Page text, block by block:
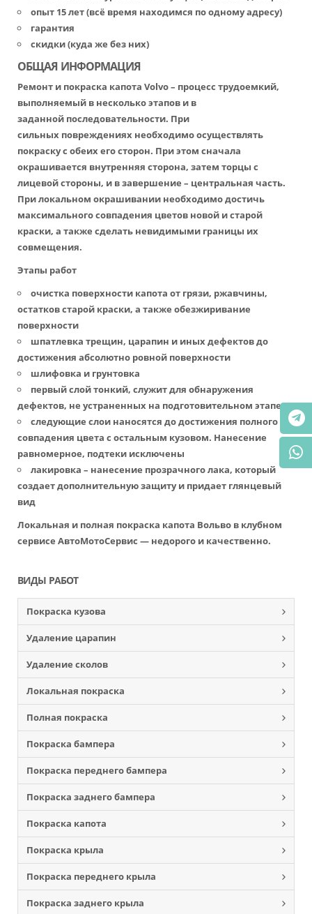
опыт 15 лет (всё время находимся по одному адресу)
гарантия
скидки (куда же без них)
ОБЩАЯ ИНФОРМАЦИЯ
Ремонт и покраска капота Volvo – процесс трудоемкий,
выполняемый в несколько этапов и в
заданной последовательности. При
сильных повреждениях необходимо осуществлять
покраску с обеих его сторон. При этом сначала
окрашивается внутренняя сторона, затем торцы с
лицевой стороны, и в завершение – центральная часть.
При локальном окрашивании необходимо достичь
максимального совпадения цветов новой и старой
краски, а также сделать невидимыми границы их
совмещения.
Этапы работ
очистка поверхности капота от грязи, ржавчины,
остатков старой краски, а также обезжиривание
поверхности
шпатлевка трещин, царапин и иных дефектов до
достижения абсолютно ровной поверхности
шлифовка и грунтовка
первый слой тонкий, служит для обнаружения
дефектов, не устраненных на подготовительном этапе
следующие слои наносятся до достижения полного
совпадения цвета с остальным кузовом. Нанесение
равномерное, подтеки исключены
лакировка – нанесение прозрачного лака, который
создает дополнительную защиту и придает глянцевый
вид
Локальная и полная покраска капота Вольво в клубном
сервисе АвтоМотоСервис — недорого и качественно.
ВИДЫ РАБОТ
Покраска кузова
Удаление царапин
Удаление сколов
Локальная покраска
Полная покраска
Покраска бампера
Покраска переднего бампера
Покраска заднего бампера
Покраска капота
Покраска крыла
Покраска переднего крыла
Покраска заднего крыла